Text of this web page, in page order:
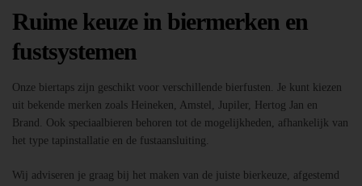
Ruime keuze in biermerken en
fustsystemen
Onze biertaps zijn geschikt voor verschillende bierfusten. Je kunt kiezen
uit bekende merken zoals Heineken, Amstel, Jupiler, Hertog Jan en
Brand. Ook speciaalbieren behoren tot de mogelijkheden, afhankelijk van
het type tapinstallatie en de fustaansluiting.
Wij adviseren je graag bij het maken van de juiste bierkeuze, afgestemd